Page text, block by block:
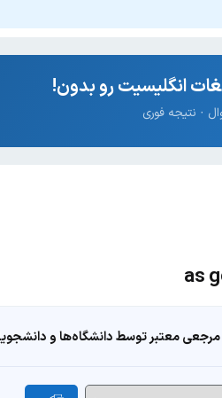
انگلیسیت رو بدون!
معتبر توسط دانشگاه‌ها و